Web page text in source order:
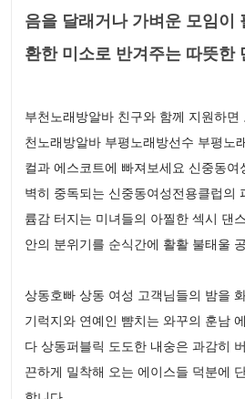
음을 달래거나 가벼운 모임이
환한 미소로 반겨주는 따뜻한
부천노래방알바 친구와 함께 지원하
천노래방알바 부평노래방선수 부평노
컬과 에스코트에 빠져보세요 신중동
벽히 중독되는 신중동여성전용클럽의
륨감 터지는 미녀들의 아찔한 섹시 댄
안의 분위기를 순식간에 활활 불태울
상동호빠 상동 여성 고객님들의 밤을
기럭지와 연예인 뺨치는 와꾸의 훈남
다 상동퍼블릭 도도한 내숭은 과감히
끈하게 밀착해 오는 에이스들 덕분에